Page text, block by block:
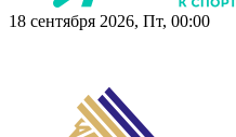
18 сентября 2026, Пт, 00:00